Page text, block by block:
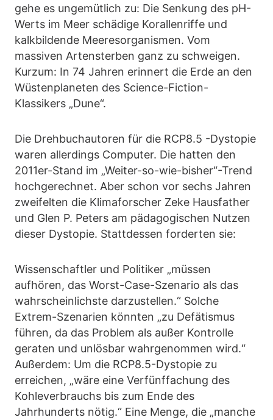
gehe es ungemütlich zu: Die Senkung des pH-
Werts im Meer schädige Korallenriffe und
kalkbildende Meeresorganismen. Vom
massiven Artensterben ganz zu schweigen.
Kurzum: In 74 Jahren erinnert die Erde an den
Wüstenplaneten des Science-Fiction-
Klassikers „Dune“.
Die Drehbuchautoren für die RCP8.5 -Dystopie
waren allerdings Computer. Die hatten den
2011er-Stand im „Weiter-so-wie-bisher“-Trend
hochgerechnet. Aber schon vor sechs Jahren
zweifelten die Klimaforscher Zeke Hausfather
und Glen P. Peters am pädagogischen Nutzen
dieser Dystopie. Stattdessen forderten sie:
Wissenschaftler und Politiker „müssen
aufhören, das Worst-Case-Szenario als das
wahrscheinlichste darzustellen.“ Solche
Extrem-Szenarien könnten „zu Defätismus
führen, da das Problem als außer Kontrolle
geraten und unlösbar wahrgenommen wird.“
Außerdem: Um die RCP8.5-Dystopie zu
erreichen, „wäre eine Verfünffachung des
Kohleverbrauchs bis zum Ende des
Jahrhunderts nötig.“ Eine Menge, die „manche